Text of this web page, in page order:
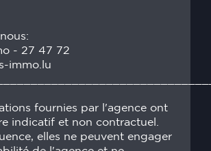
- 27 47 72
immo.lu
fournies par l'agence ont
indicatif et non contractuel.
elles ne peuvent engager